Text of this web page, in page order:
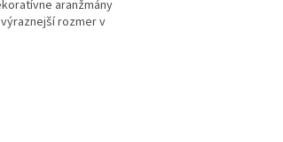
aranžmány
rozmer v